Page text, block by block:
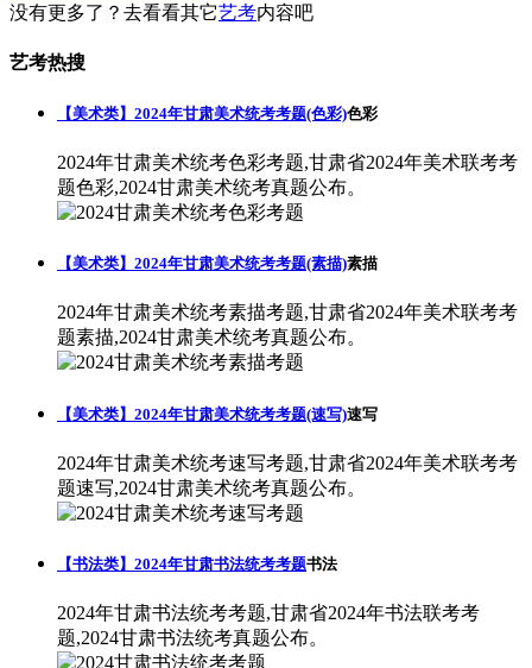
没有更多了？去看看其它艺考内容吧
艺考热搜
【美术类】2024年甘肃美术统考考题(色彩)色彩
2024年甘肃美术统考色彩考题,甘肃省2024年美术联考考
题色彩,2024甘肃美术统考真题公布。
【美术类】2024年甘肃美术统考考题(素描)素描
2024年甘肃美术统考素描考题,甘肃省2024年美术联考考
题素描,2024甘肃美术统考真题公布。
【美术类】2024年甘肃美术统考考题(速写)速写
2024年甘肃美术统考速写考题,甘肃省2024年美术联考考
题速写,2024甘肃美术统考真题公布。
【书法类】2024年甘肃书法统考考题书法
2024年甘肃书法统考考题,甘肃省2024年书法联考考
题,2024甘肃书法统考真题公布。